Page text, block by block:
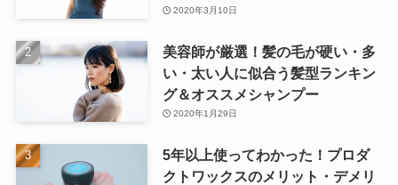
2020年3月10日
美容師が厳選！髪の毛が硬い・多
い・太い人に似合う髪型ランキン
グ＆オススメシャンプー
2020年1月29日
5年以上使ってわかった！プロダ
クトワックスのメリット・デメリ